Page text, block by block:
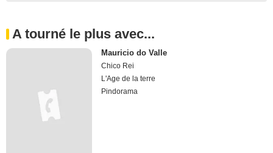
A tourné le plus avec...
Mauricio do Valle
Chico Rei
L'Age de la terre
Pindorama